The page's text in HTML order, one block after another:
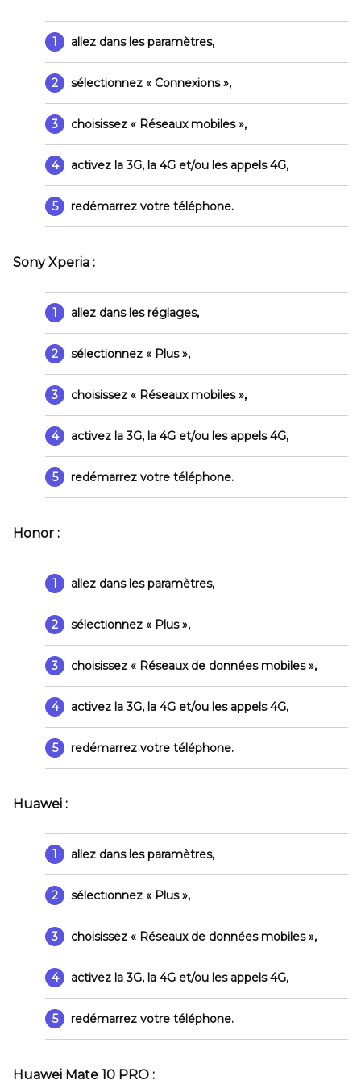
1 allez dans les paramètres,
2 sélectionnez « Connexions »,
3 choisissez « Réseaux mobiles »,
4 activez la 3G, la 4G et/ou les appels 4G,
5 redémarrez votre téléphone.
Sony Xperia :
1 allez dans les réglages,
2 sélectionnez « Plus »,
3 choisissez « Réseaux mobiles »,
4 activez la 3G, la 4G et/ou les appels 4G,
5 redémarrez votre téléphone.
Honor :
1 allez dans les paramètres,
2 sélectionnez « Plus »,
3 choisissez « Réseaux de données mobiles »,
4 activez la 3G, la 4G et/ou les appels 4G,
5 redémarrez votre téléphone.
Huawei :
1 allez dans les paramètres,
2 sélectionnez « Plus »,
3 choisissez « Réseaux de données mobiles »,
4 activez la 3G, la 4G et/ou les appels 4G,
5 redémarrez votre téléphone.
Huawei Mate 10 PRO :